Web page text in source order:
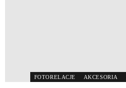
FOTORELACJE AKCESORIA